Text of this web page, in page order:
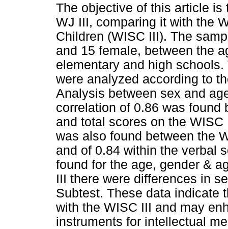
The objective of this article
WJ III, comparing it with the
Children (WISC III). The
and 15 female, between the
elementary and high
were analyzed according to
Analysis between sex and
correlation of 0.86 was found
and total scores on the
was also found between the
and of 0.84 within the verbal
found for the age, gender &
III there were differences in
Subtest. These data indicate
with the WISC III and may
instruments for intellectual